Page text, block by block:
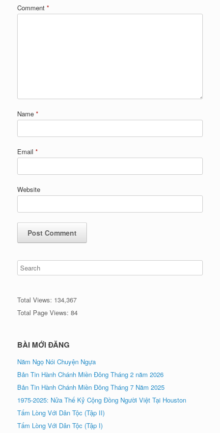
Comment *
Name *
Email *
Website
Total Views: 134,367
Total Page Views: 84
BÀI MỚI ĐĂNG
Năm Ngọ Nói Chuyện Ngựa
Bản Tin Hành Chánh Miền Đông Tháng 2 năm 2026
Bản Tin Hành Chánh Miền Đông Tháng 7 Năm 2025
1975-2025: Nửa Thế Kỷ Cộng Đồng Người Việt Tại Houston
Tấm Lòng Với Dân Tộc (Tập II)
Tấm Lòng Với Dân Tộc (Tập I)